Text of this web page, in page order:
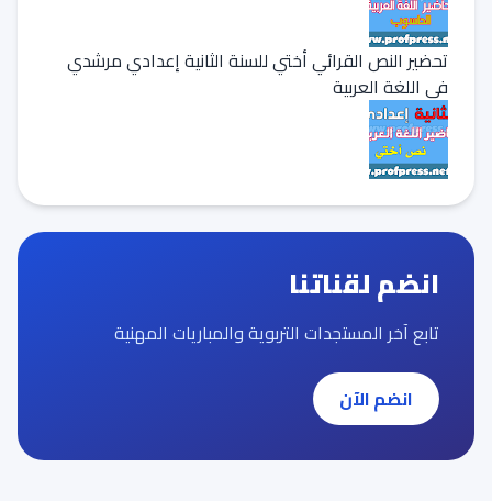
تحضير النص القرائي أختي للسنة الثانية إعدادي مرشدي
في اللغة العربية
انضم لقناتنا
تابع آخر المستجدات التربوية والمباريات المهنية
انضم الآن